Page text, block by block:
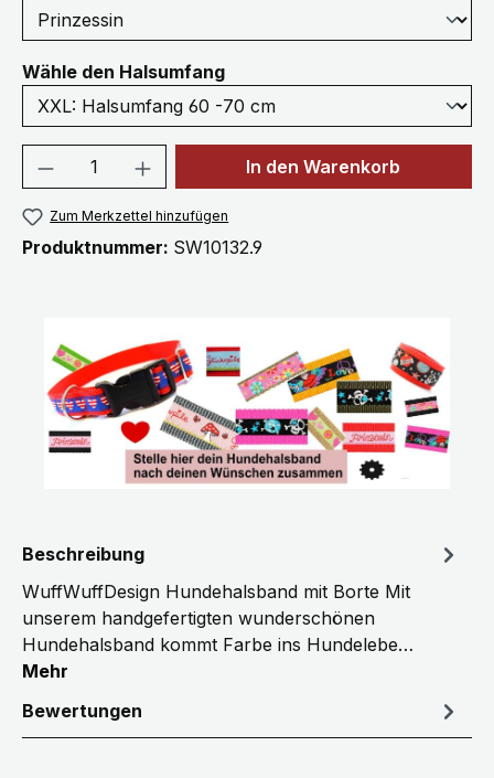
Wähle den Halsumfangauswählen
Produkt Anzahl: Gib denIn den Warenkorb
Zum Merkzettel hinzufügen
Produktnummer: SW10132.9
Beschreibung
WuffWuffDesign Hundehalsband mit Borte Mit
unserem handgefertigten wunderschönen
Hundehalsband kommt Farbe ins Hundelebe…
Mehr
Bewertungen